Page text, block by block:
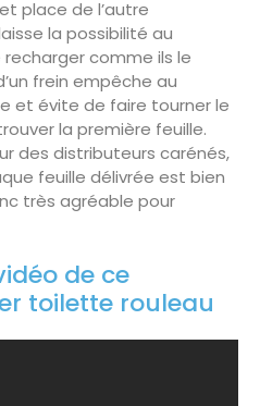
place de l’autre
la possibilité au
comme ils le
frein empêche au
et évite de faire tourner le
la première feuille.
des distributeurs carénés,
feuille délivrée est bien
très agréable pour
de ce
toilette rouleau